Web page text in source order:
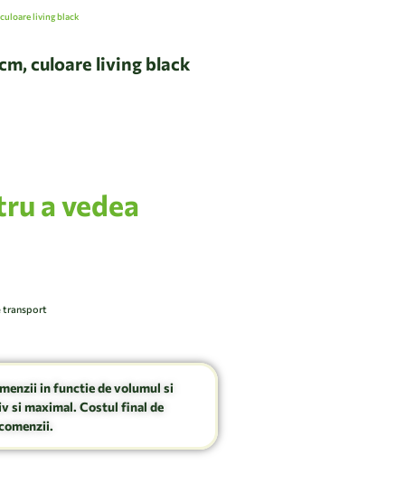
living black
culoare living black
a vedea
transport
in functie de volumul si
si maximal. Costul final de